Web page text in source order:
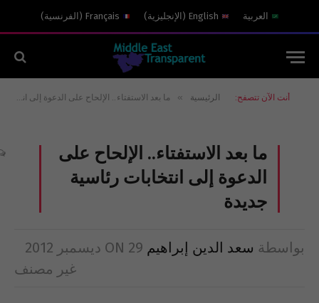
العربية English
( الإنجليزية)
Français
( الفرنسية)
أنت الآن تتصفح: الرئيسية » ما بعد الاستفتاء.. الإلحاح على الدعوة إلى انتخابات رئاسية جديدة
ما بعد الاستفتاء.. الإلحاح على
الدعوة إلى انتخابات رئاسية
جديدة
بواسطة سعد الدين إبراهيم ON 29 ديسمبر 2012
غير مصنف